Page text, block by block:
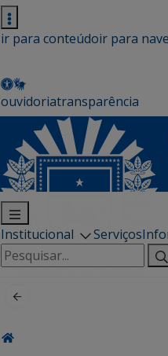
ir para conteúdoir para
ouvidoriatransparência
Institucional Serviços
Pesquisar
por: